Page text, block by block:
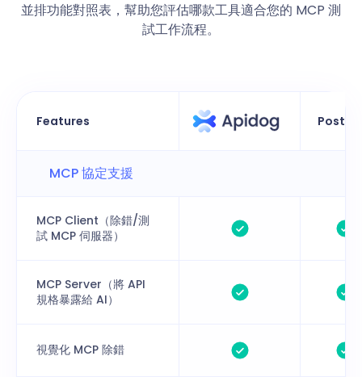
並排功能對照表，幫助您評估哪款工具適合您的 MCP 測
試工作流程。
Features
MCP 協定支援
MCP Client（除錯/測
試 MCP 伺服器）
MCP Server（將 API
規格暴露給 AI）
視覺化 MCP 除錯